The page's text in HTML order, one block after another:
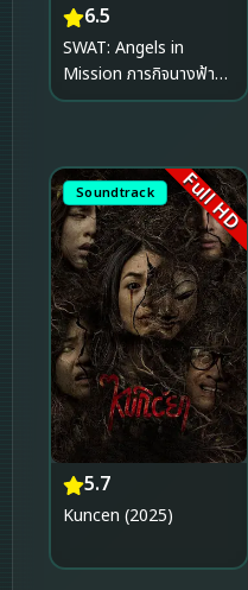
6.5
SWAT: Angels in
Mission ภารกิจนางฟ้า
หน่วยสวาท (2024)
Soundtrack Full HD
5.7
Kuncen (2025)